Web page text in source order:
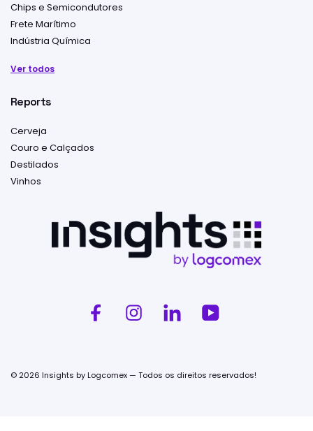
Chips e Semicondutores
Frete Marítimo
Indústria Química
Ver todos
Reports
Cerveja
Couro e Calçados
Destilados
Vinhos
© 2026 Insights by Logcomex — Todos os direitos reservados!